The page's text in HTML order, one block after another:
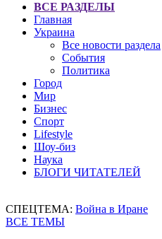
ВСЕ РАЗДЕЛЫ
Главная
Украина
Все новости раздела
События
Политика
Город
Мир
Бизнес
Спорт
Lifestyle
Шоу-биз
Наука
БЛОГИ ЧИТАТЕЛЕЙ
СПЕЦТЕМА: Война в Иране
ВСЕ ТЕМЫ